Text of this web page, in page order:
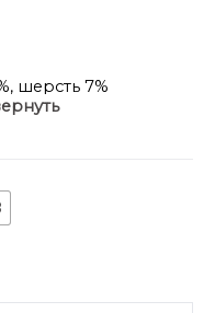
шерсть 7%
Мягкий фактурный
силуэт
воротником и